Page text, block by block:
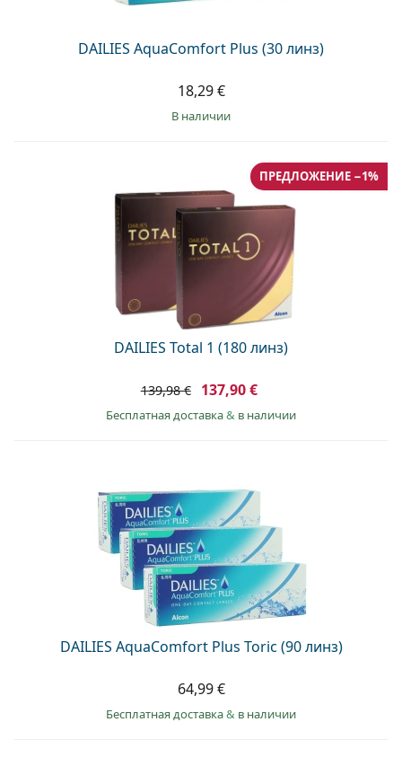
DAILIES AquaComfort Plus (30 линз)
18,29 €
в наличии
DAILIES Total 1 (180 линз)
ПРЕДЛОЖЕНИЕ −1%
139,98 € 137,90 €
Бесплатная доставка& в наличии
DAILIES AquaComfort Plus Toric (90 линз)
64,99 €
Бесплатная доставка& в наличии